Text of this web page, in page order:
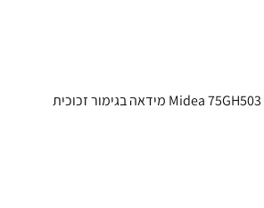
כיריים גז 5 להבות דגם Midea 75GH503 מידאה בגימור זכוכית